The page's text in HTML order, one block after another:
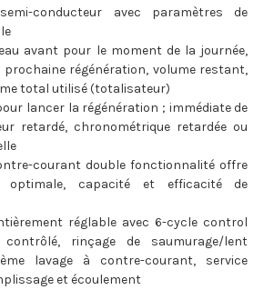
conducteur avec paramètres de
avant pour le moment de la journée,
régénération, volume restant,
total utilisé (totalisateur)
lancer la régénération ; immédiate de
retardé, chronométrique retardée ou
courant double fonctionnalité offre
optimale, capacité et efficacité de
réglable avec 6-cycle control
rinçage de saumurage/lent
lavage à contre-courant, service
et écoulement